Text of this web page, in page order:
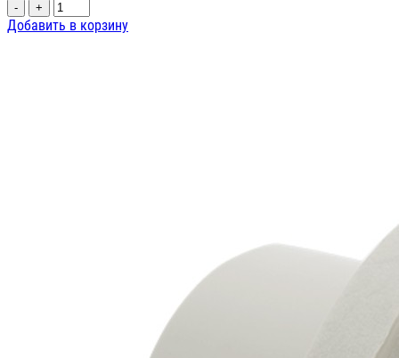
- +
Добавить в корзину